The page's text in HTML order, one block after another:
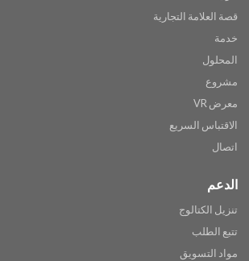
قصة العلامة التجارية
خدمة
المحلول
مشروع
معرض VR
الاقتباس السريع
اتصال
الدعم
تنزيل الكتالوج
تتبع الطلب
مواد التسويق